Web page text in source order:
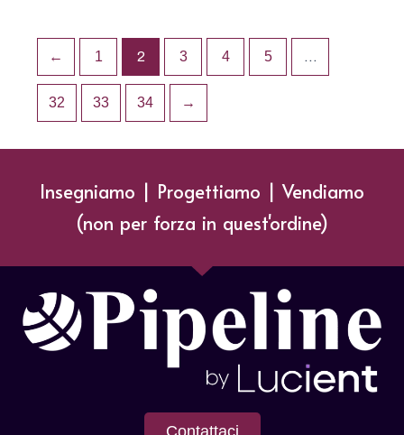
← 1 2 3 4 5 …
32 33 34 →
Insegniamo | Progettiamo | Vendiamo
(non per forza in quest'ordine)